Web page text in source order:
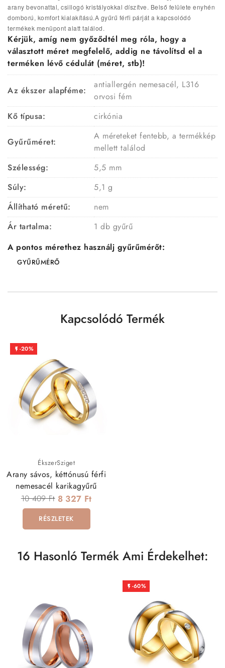
arany bevonattal, csillogó kristályokkal díszítve. Belső felülete enyhén
domború, komfort kialakítású.A gyűrű férfi párját a kapcsolódó
termékek menüpont alatt találod.
Kérjük, amíg nem győződtél meg róla, hogy a
választott méret megfelelő, addig ne távolítsd el a
terméken lévő cédulát (méret, stb)!
Az ékszer alapféme:
antiallergén nemesacél, L316
orvosi fém
Kő típusa:
cirkónia
Gyűrűméret:
A méreteket fentebb, a termékkép
mellett találod
Szélesség:
5,5 mm
Súly:
5,1 g
Állítható méretű:
nem
Ár tartalma:
1 db gyűrű
A pontos mérethez használj gyűrűmérőt:
GYŰRŰMÉRŐ
Kapcsolódó Termék
 -20%
ÉkszerSziget
Arany sávos, kéttónusú férfi
nemesacél karikagyűrű
10 409 Ft 8 327 Ft
RÉSZLETEK
16 Hasonló Termék Ami Érdekelhet:
 -60%